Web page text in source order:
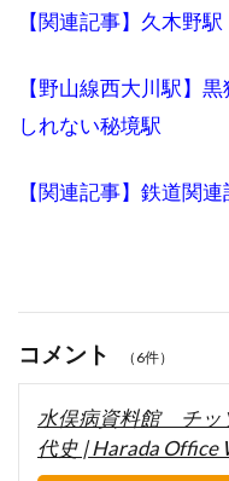
【関連記事】久木野
【野山線西大川駅】
しれない秘境駅
【関連記事】鉄道関
コメント （6件）
水俣病資料館 チッ
代史 | Harada Office